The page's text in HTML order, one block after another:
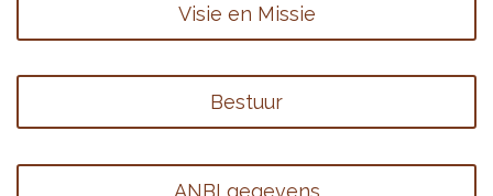
Visie en Missie
Bestuur
ANBI gegevens